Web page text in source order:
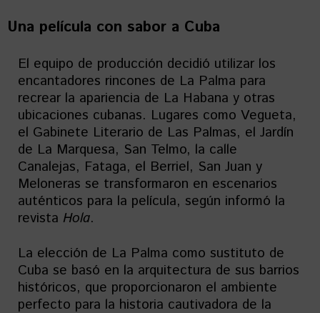
Una película con sabor a Cuba
El equipo de producción decidió utilizar los
encantadores rincones de La Palma para
recrear la apariencia de La Habana y otras
ubicaciones cubanas. Lugares como Vegueta,
el Gabinete Literario de Las Palmas, el Jardín
de La Marquesa, San Telmo, la calle
Canalejas, Fataga, el Berriel, San Juan y
Meloneras se transformaron en escenarios
auténticos para la película, según informó la
revista Hola.
La elección de La Palma como sustituto de
Cuba se basó en la arquitectura de sus barrios
históricos, que proporcionaron el ambiente
perfecto para la historia cautivadora de la